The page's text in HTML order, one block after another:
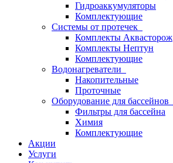
Гидроаккумуляторы
Комплектующие
Системы от протечек
Комплекты Аквасторож
Комплекты Нептун
Комплектующие
Водонагреватели
Накопительные
Проточные
Оборудование для бассейнов
Фильтры для бассейна
Химия
Комплектующие
Акции
Услуги